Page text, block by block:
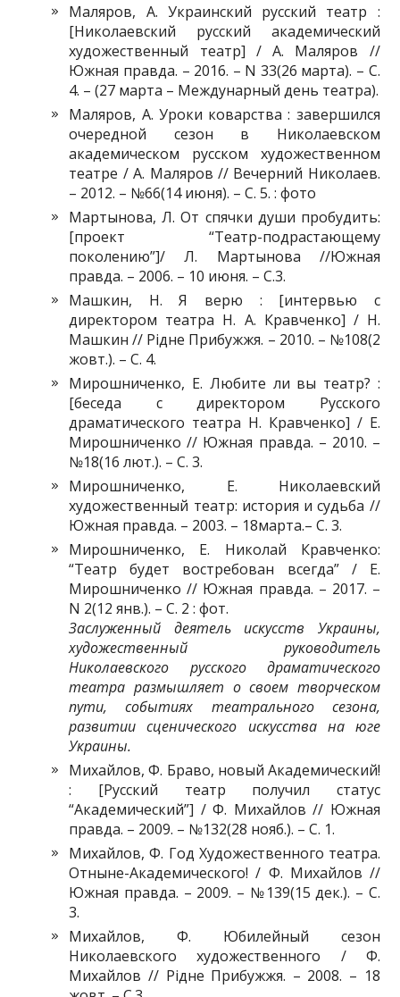
Маляров, А. Украинский русский театр :
[Николаевский русский академический
художественный театр] / А. Маляров //
Южная правда. – 2016. – N 33(26 марта). – С.
4. – (27 марта – Междунарный день театра).
Маляров, А. Уроки коварства : завершился
очередной сезон в Николаевском
академическом русском художественном
театре / А. Маляров // Вечерний Николаев.
– 2012. – №66(14 июня). – С. 5. : фото
Мартынова, Л. От спячки души пробудить:
[проект “Театр-подрастающему
поколению”]/ Л. Мартынова //Южная
правда. – 2006. – 10 июня. – С.3.
Машкин, Н. Я верю : [интервью с
директором театра Н. А. Кравченко] / Н.
Машкин // Рідне Прибужжя. – 2010. – №108(2
жовт.). – С. 4.
Мирошниченко, Е. Любите ли вы театр? :
[беседа с директором Русского
драматического театра Н. Кравченко] / Е.
Мирошниченко // Южная правда. – 2010. –
№18(16 лют.). – С. 3.
Мирошниченко, Е. Николаевский
художественный театр: история и судьба //
Южная правда. – 2003. – 18марта.– С. 3.
Мирошниченко, Е. Николай Кравченко:
“Театр будет востребован всегда” / Е.
Мирошниченко // Южная правда. – 2017. –
N 2(12 янв.). – С. 2 : фот.
Заслуженный деятель искусств Украины,
художественный руководитель
Николаевского русского драматического
театра размышляет о своем творческом
пути, событиях театрального сезона,
развитии сценического искусства на юге
Украины.
Михайлов, Ф. Браво, новый Академический!
: [Русский театр получил статус
“Академический”] / Ф. Михайлов // Южная
правда. – 2009. – №132(28 нояб.). – С. 1.
Михайлов, Ф. Год Художественного театра.
Отныне-Академического! / Ф. Михайлов //
Южная правда. – 2009. – №139(15 дек.). – С.
3.
Михайлов, Ф. Юбилейный сезон
Николаевского художественного / Ф.
Михайлов // Рідне Прибужжя. – 2008. – 18